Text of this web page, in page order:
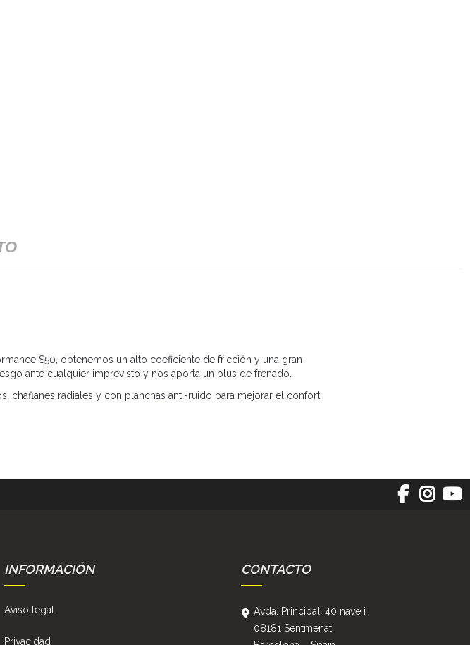
S50, obtenemos un alto coeficiente de fricción y una gran
ante cualquier imprevisto y nos aporta un plus de frenado.
chaflanes radiales y con planchas anti-ruido para mejorar el confort
INFORMACIÓN
Aviso legal
Privacidad
CONTACTO
Avda. Principal, 40 nave i
08181 Sentmenat